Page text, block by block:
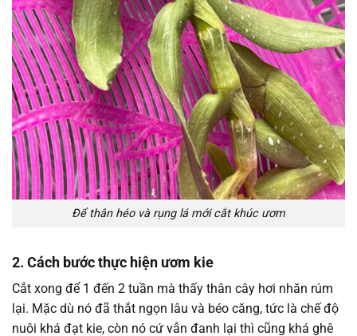
Để thân héo và rụng lá mới cắt khúc ươm
2. Cách bước thực hiện ươm kie
Cắt xong để 1 đến 2 tuần mà thấy thân cây hơi nhăn rúm
lại. Mặc dù nó đã thắt ngọn lâu và béo căng, tức là chế độ
nuôi khá đạt kie, còn nó cứ vẫn đanh lại thì cũng khá ghê